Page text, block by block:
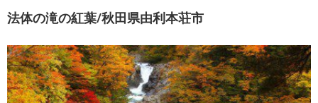
法体の滝の紅葉/秋田県由利本荘市